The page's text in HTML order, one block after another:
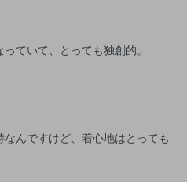
ていて、とっても独創的。
んですけど、着心地はとっても